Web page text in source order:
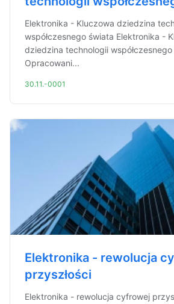
Elektronika - Kluczowa dziedzina
współczesnego świata Elektronika -
dziedzina technologii współczesnego
Opracowani...
30.11.-0001
Elektronika - rewolucja
przyszłości
Elektronika - rewolucja cyfrowej